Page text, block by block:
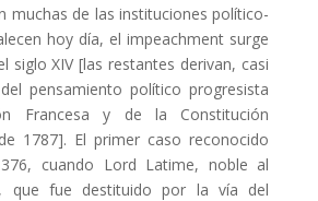
muchas de las instituciones político-
hoy día, el impeachment surge
siglo XIV [las restantes derivan, casi
pensamiento político progresista
Francesa y de la Constitución
1787]. El primer caso reconocido
cuando Lord Latime, noble al
que fue destituido por la vía del